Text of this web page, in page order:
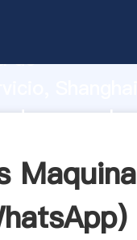
de
crea el
Maquina
)